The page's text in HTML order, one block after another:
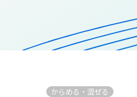
からめる・混ぜる